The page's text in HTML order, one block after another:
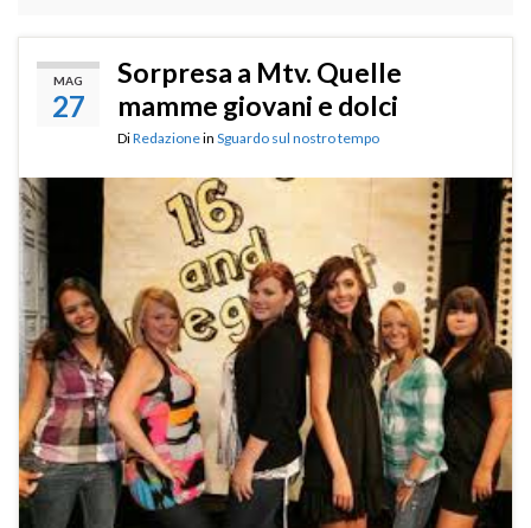
MAG
27
Sorpresa a Mtv. Quelle
mamme giovani e dolci
DiRedazionein Sguardo sul nostro tempo